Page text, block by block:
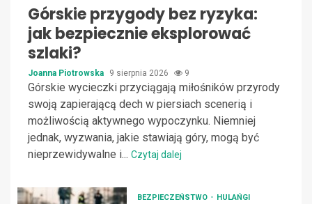
Górskie przygody bez ryzyka:
jak bezpiecznie eksplorować
szlaki?
Joanna Piotrowska 9 sierpnia 2026 9
Górskie wycieczki przyciągają miłośników przyrody
swoją zapierającą dech w piersiach scenerią i
możliwością aktywnego wypoczynku. Niemniej
jednak, wyzwania, jakie stawiają góry, mogą być
nieprzewidywalne i... Czytaj dalej
BEZPIECZEŃSTWO HULAŃGI